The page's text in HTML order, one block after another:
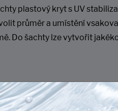
plastový kryt s UV
průměr a umístění
Do šachty lze vytvořit
38 mm